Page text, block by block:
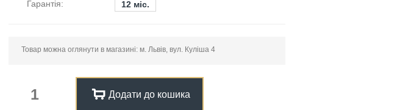
Гарантія:
12 міс.
Товар можна оглянути в магазині: м. Львів, вул. Куліша 4
Додати до кошика